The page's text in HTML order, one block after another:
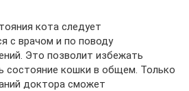
кота следует
с врачом и по поводу
Это позволит избежать
состояние кошки в общем. Только
доктора сможет